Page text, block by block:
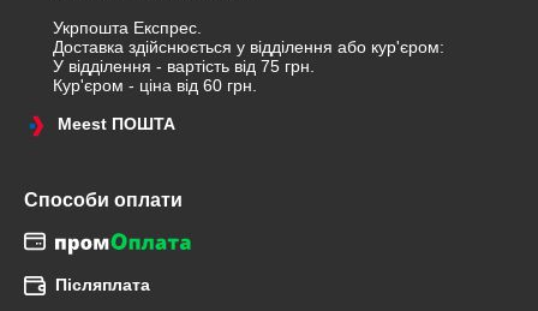
Укрпошта Експрес.
Доставка здійснюється у відділення або кур'єром:
У відділення - вартість від 75 грн.
Кур'єром - ціна від 60 грн.
Meest ПОШТА
Способи оплати
Післяплата